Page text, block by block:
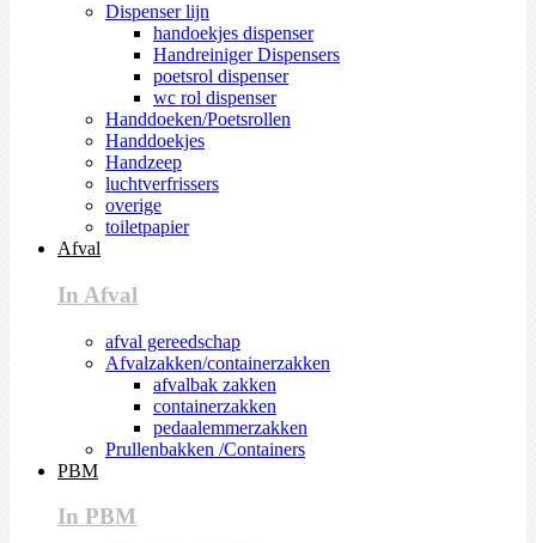
Dispenser lijn
handoekjes dispenser
Handreiniger Dispensers
poetsrol dispenser
wc rol dispenser
Handdoeken/Poetsrollen
Handdoekjes
Handzeep
luchtverfrissers
overige
toiletpapier
Afval
In Afval
afval gereedschap
Afvalzakken/containerzakken
afvalbak zakken
containerzakken
pedaalemmerzakken
Prullenbakken /Containers
PBM
In PBM